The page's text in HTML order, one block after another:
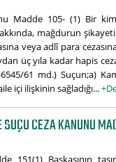
Madde 105- (1) Bir
mağdurun
veya adlî para
üç yıla kadar hapis
61 md.) Suçun;a)
içi ilişkinin sağladığı...
CEZA KANUNU
151(1) Başkasının